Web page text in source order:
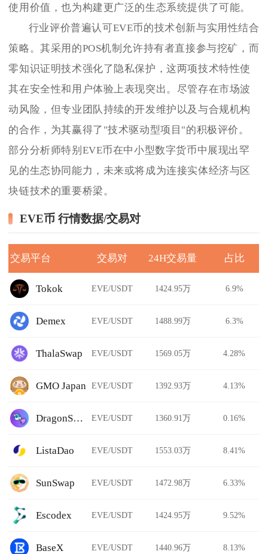
使用价值，也为构建更广泛的生态系统提供了可能。
行业评价普遍认可EVE币的技术创新与实用性结合
策略。其采用的POS机制允许持有者直接参与挖矿，而
零知识证明技术强化了隐私保护，这两项技术特性使
其在安全性和用户体验上表现突出。尽管存在市场波
动风险，但专业团队持续的开发维护以及与合规机构
的合作，为其赢得了"技术驱动型项目"的积极评价。
部分分析师特别EVE币在中小型数字货币中展现出罕
见的生态协同能力，未来或将成为连接实体经济与区
块链技术的重要桥梁。
EVE币 行情数据/交易对
交易平台 交易对 24H交易量 占比
Tokok EVE/USDT 1424.95万 6.9%
Demex EVE/USDT 1488.99万 6.3%
ThalaSwap EVE/USDT 1569.05万 4.28%
GMO Japan EVE/USDT 1392.93万 4.13%
DragonSwap EVE/USDT 1360.91万 0.16%
ListaDao EVE/USDT 1553.03万 8.41%
SunSwap EVE/USDT 1472.98万 6.33%
Escodex EVE/USDT 1424.95万 9.52%
BaseX EVE/USDT 1440.96万 8.13%